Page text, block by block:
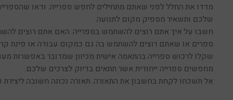
מדדו את החלל לפני שאתם מתחילים לחפש ספרייה. ודאו
שלכם ותשאיר מספיק מקום לתנועה.
חשבו על איך אתם רוצים להשתמש בספרייה. האם אתם רוצים
ספרים או שאתם רוצים להשתמש בה גם כמקום עבודה או פינת
שקלו לרכוש ספרייה בהתאמה אישית מכיוון שמדובר באפשרות
מחפשים ספרייה ייחודית אשר תתאים בדיוק לצרכים שלכם.
אל תשכחו לקחת בחשבון את התאורה. תאורה נכונה חשובה ליצירת